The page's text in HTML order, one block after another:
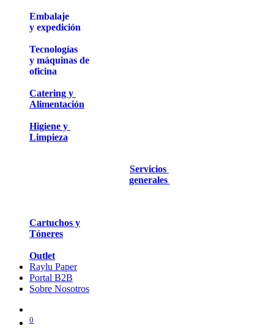
Embalaje
y expedición
Tecnologías
y máquinas de
oficina
Catering y
Alimentación
Higiene y
Limpieza
Servicios
generales
Cartuchos y
Tóneres
Outlet
Raylu Paper
Portal B2B
Sobre Nosotros
0